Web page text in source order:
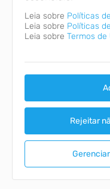
A página
Leia sobre Políticas
Leia sobre Políticas
Leia sobre Termos de
Rejeitar